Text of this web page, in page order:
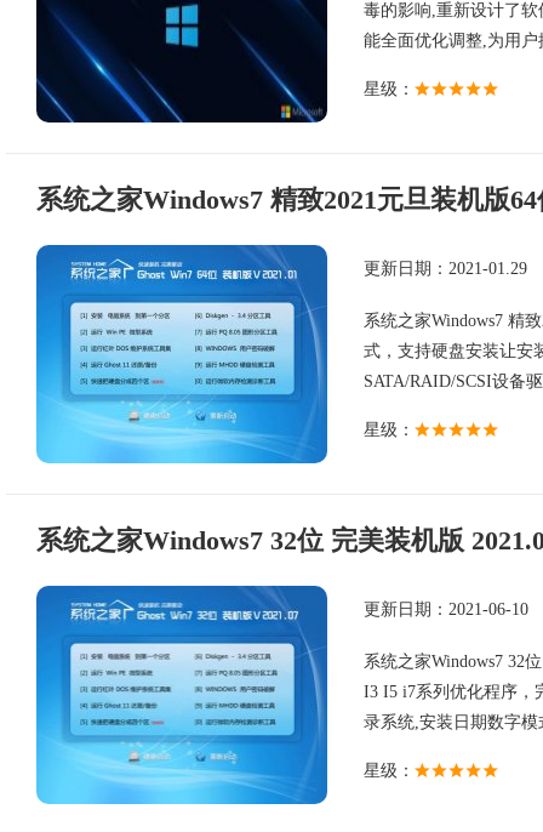
毒的影响,重新设计了
能全面优化调整,为用
星级：
系统之家Windows7 精致2021元旦装机版
更新日期：2021-01.29
系统之家Windows7 精
式，支持硬盘安装让安
SATA/RAID/SCSI设备
星级：
系统之家Windows7 32位 完美装机版
更新日期：2021-06-10
系统之家Windows7 32
I3 I5 i7系列优化程序，
录系统,安装日期数字模
星级：